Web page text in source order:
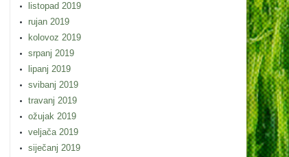
listopad 2019
rujan 2019
kolovoz 2019
srpanj 2019
lipanj 2019
svibanj 2019
travanj 2019
ožujak 2019
veljača 2019
siječanj 2019